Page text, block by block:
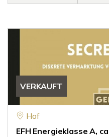
VERKAUFT
Hof
EFH Energieklasse A,